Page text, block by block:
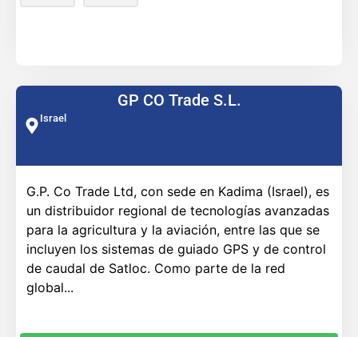
GP CO Trade S.L.
Israel
G.P. Co Trade Ltd, con sede en Kadima (Israel), es
un distribuidor regional de tecnologías avanzadas
para la agricultura y la aviación, entre las que se
incluyen los sistemas de guiado GPS y de control
de caudal de Satloc. Como parte de la red
global...